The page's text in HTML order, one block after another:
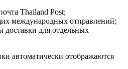
Thailand Post;
международных отправлений;
доставки для отдельных
автоматически отображаются